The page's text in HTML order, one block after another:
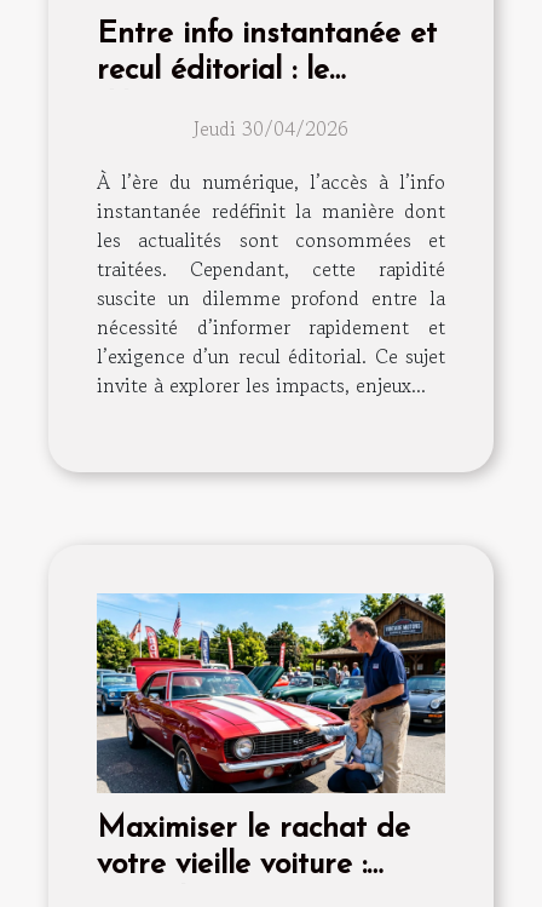
Entre info instantanée et
recul éditorial : le
Jeudi 30/04/2026
À l’ère du numérique, l’accès à l’info
instantanée redéfinit la manière dont
les actualités sont consommées et
traitées. Cependant, cette rapidité
suscite un dilemme profond entre la
nécessité d’informer rapidement et
l’exigence d’un recul éditorial. Ce sujet
invite à explorer les impacts, enjeux...
Maximiser le rachat de
votre vieille voiture :